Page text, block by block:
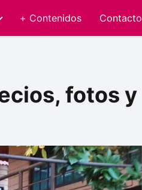
+ Contenidos Contacto
fotos y